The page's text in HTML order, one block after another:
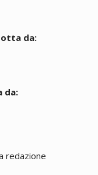
da:
da:
redazione